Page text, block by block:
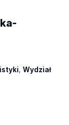
,Wydział